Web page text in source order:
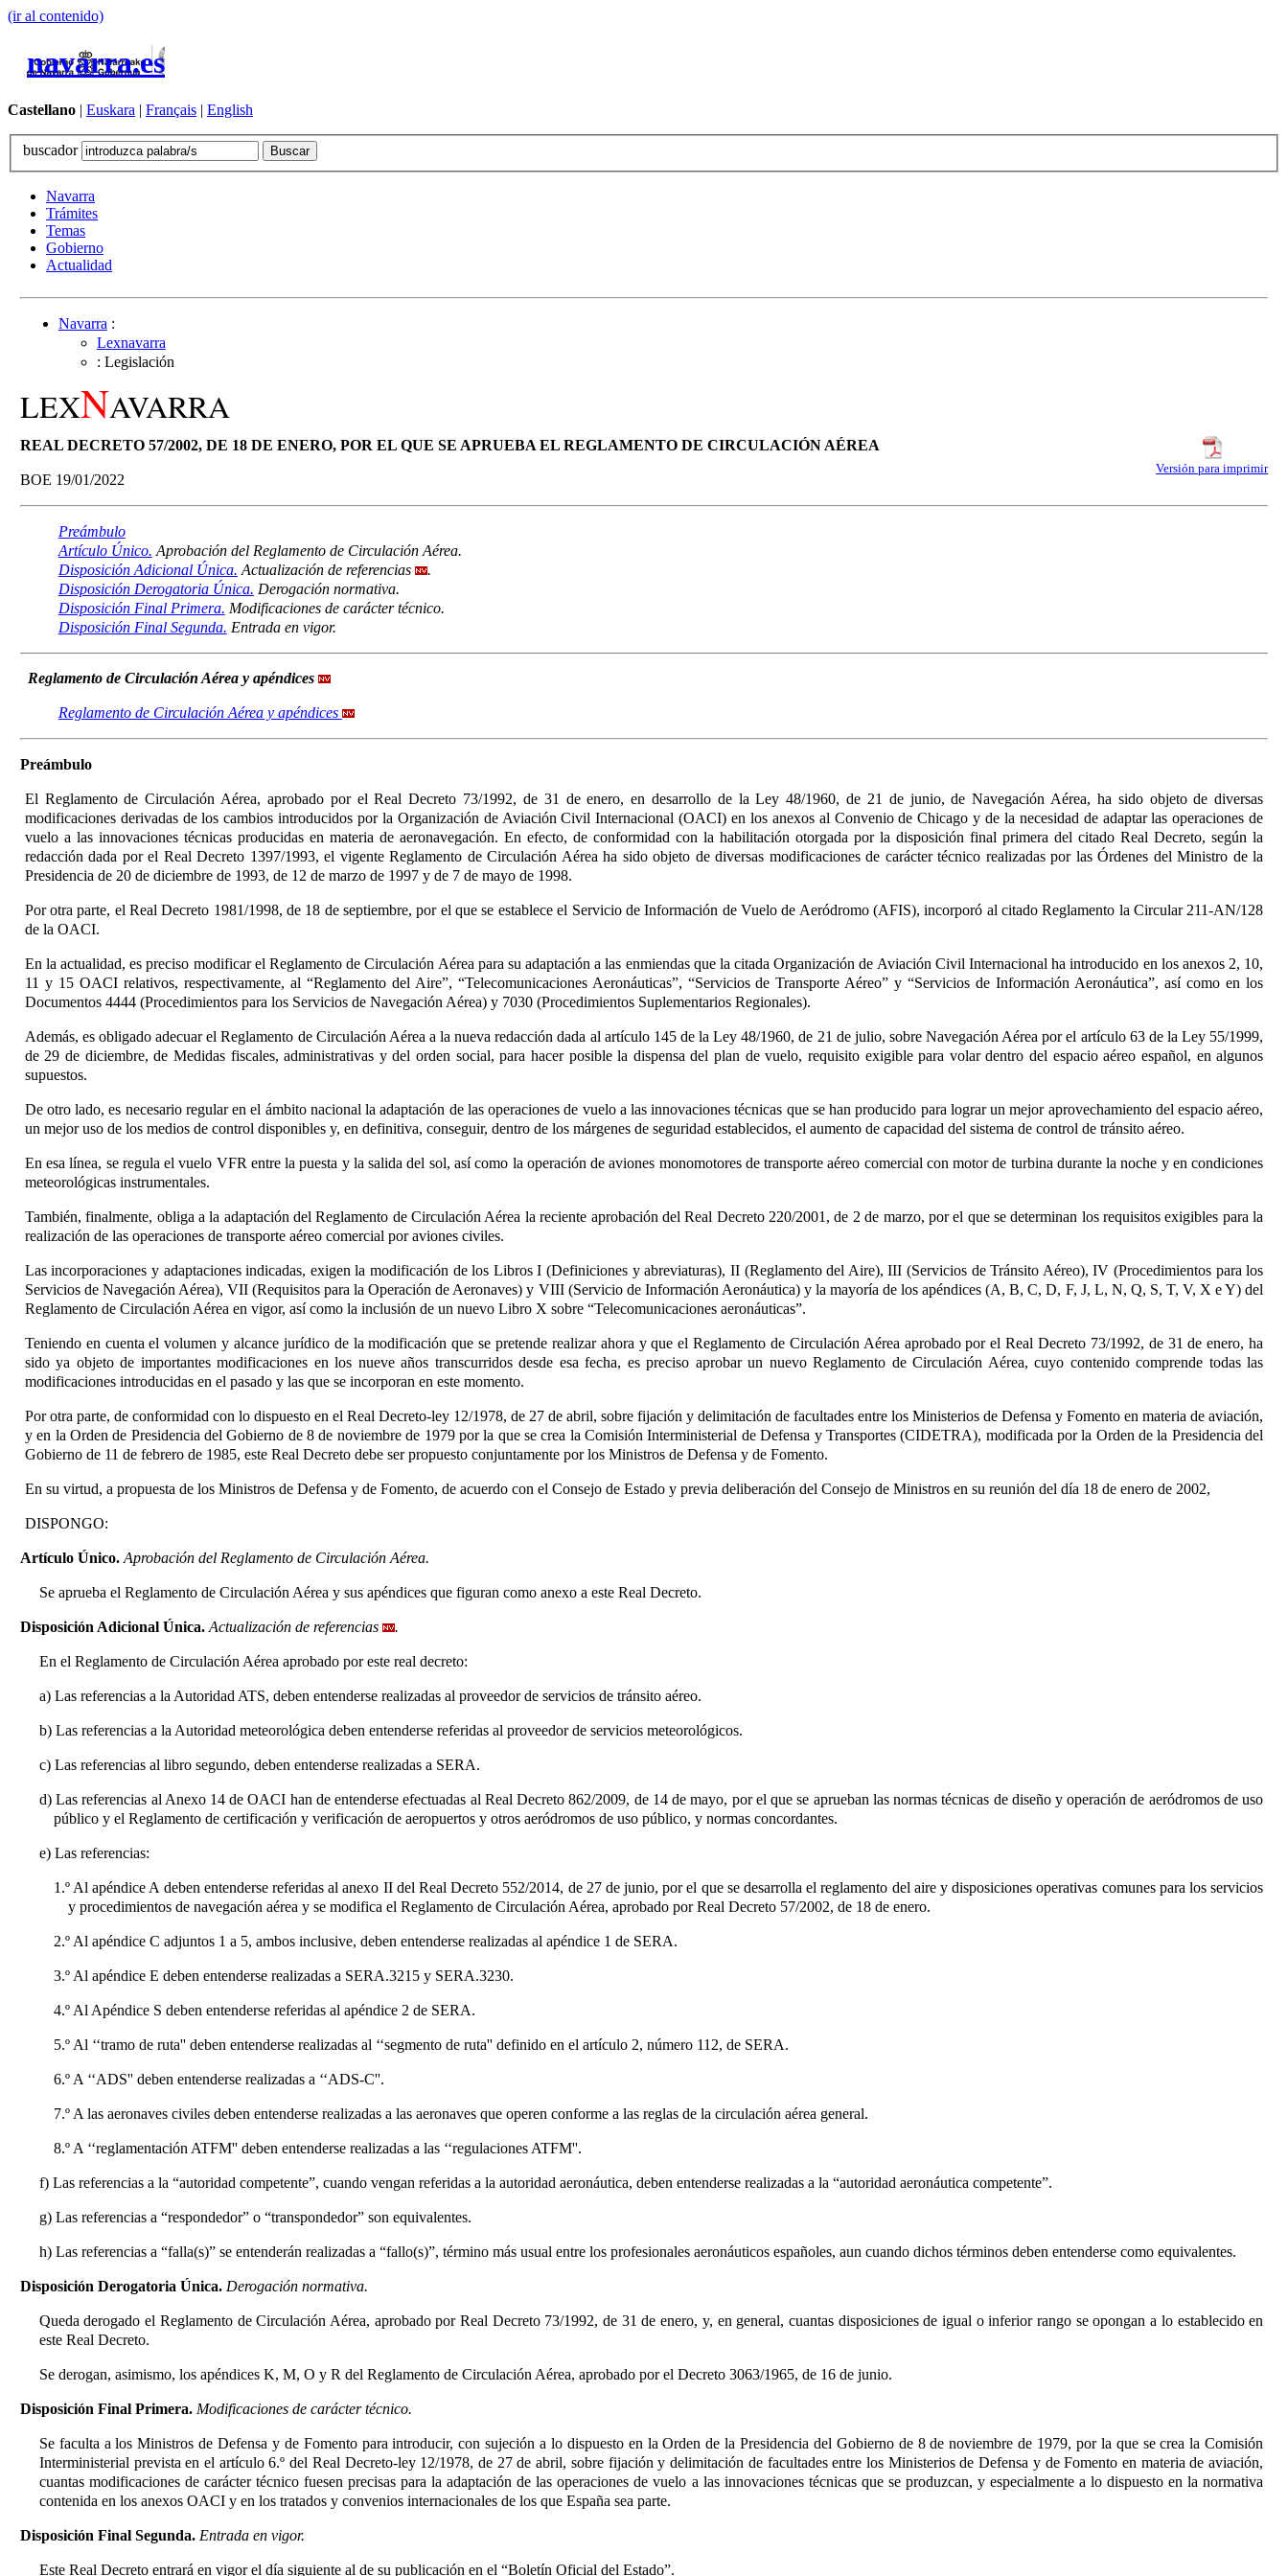
(ir al contenido)
navarra.es
Castellano | Euskara | Français | English
buscador
Navarra
Trámites
Temas
Gobierno
Actualidad
Navarra:
Lexnavarra
: Legislación
LEXNAVARRA
Versión para imprimir
REAL DECRETO 57/2002, DE 18 DE ENERO, POR EL QUE SE APRUEBA EL REGLAMENTO DE CIRCULACIÓN AÉREA
BOE 19/01/2022
Preámbulo
Artículo Único. Aprobación del Reglamento de Circulación Aérea.
Disposición Adicional Única. Actualización de referencias
.
Disposición Derogatoria Única. Derogación normativa.
Disposición Final Primera. Modificaciones de carácter técnico.
Disposición Final Segunda. Entrada en vigor.
Reglamento de Circulación Aérea y apéndices
Reglamento de Circulación Aérea y apéndices
Preámbulo
El Reglamento de Circulación Aérea, aprobado por el Real Decreto 73/1992, de 31 de enero, en desarrollo de la Ley 48/1960, de 21 de junio, de Navegación Aérea, ha sido objeto de diversas
modificaciones derivadas de los cambios introducidos por la Organización de Aviación Civil Internacional (OACI) en los anexos al Convenio de Chicago y de la necesidad de adaptar las operaciones de
vuelo a las innovaciones técnicas producidas en materia de aeronavegación. En efecto, de conformidad con la habilitación otorgada por la disposición final primera del citado Real Decreto, según la
redacción dada por el Real Decreto 1397/1993, el vigente Reglamento de Circulación Aérea ha sido objeto de diversas modificaciones de carácter técnico realizadas por las Órdenes del Ministro de la
Presidencia de 20 de diciembre de 1993, de 12 de marzo de 1997 y de 7 de mayo de 1998.
Por otra parte, el Real Decreto 1981/1998, de 18 de septiembre, por el que se establece el Servicio de Información de Vuelo de Aeródromo (AFIS), incorporó al citado Reglamento la Circular 211-AN/128
de la OACI.
En la actualidad, es preciso modificar el Reglamento de Circulación Aérea para su adaptación a las enmiendas que la citada Organización de Aviación Civil Internacional ha introducido en los anexos 2, 10,
11 y 15 OACI relativos, respectivamente, al “Reglamento del Aire”, “Telecomunicaciones Aeronáuticas”, “Servicios de Transporte Aéreo” y “Servicios de Información Aeronáutica”, así como en los
Documentos 4444 (Procedimientos para los Servicios de Navegación Aérea) y 7030 (Procedimientos Suplementarios Regionales).
Además, es obligado adecuar el Reglamento de Circulación Aérea a la nueva redacción dada al artículo 145 de la Ley 48/1960, de 21 de julio, sobre Navegación Aérea por el artículo 63 de la Ley 55/1999,
de 29 de diciembre, de Medidas fiscales, administrativas y del orden social, para hacer posible la dispensa del plan de vuelo, requisito exigible para volar dentro del espacio aéreo español, en algunos
supuestos.
De otro lado, es necesario regular en el ámbito nacional la adaptación de las operaciones de vuelo a las innovaciones técnicas que se han producido para lograr un mejor aprovechamiento del espacio aéreo,
un mejor uso de los medios de control disponibles y, en definitiva, conseguir, dentro de los márgenes de seguridad establecidos, el aumento de capacidad del sistema de control de tránsito aéreo.
En esa línea, se regula el vuelo VFR entre la puesta y la salida del sol, así como la operación de aviones monomotores de transporte aéreo comercial con motor de turbina durante la noche y en condiciones
meteorológicas instrumentales.
También, finalmente, obliga a la adaptación del Reglamento de Circulación Aérea la reciente aprobación del Real Decreto 220/2001, de 2 de marzo, por el que se determinan los requisitos exigibles para la
realización de las operaciones de transporte aéreo comercial por aviones civiles.
Las incorporaciones y adaptaciones indicadas, exigen la modificación de los Libros I (Definiciones y abreviaturas), II (Reglamento del Aire), III (Servicios de Tránsito Aéreo), IV (Procedimientos para los
Servicios de Navegación Aérea), VII (Requisitos para la Operación de Aeronaves) y VIII (Servicio de Información Aeronáutica) y la mayoría de los apéndices (A, B, C, D, F, J, L, N, Q, S, T, V, X e Y) del
Reglamento de Circulación Aérea en vigor, así como la inclusión de un nuevo Libro X sobre “Telecomunicaciones aeronáuticas”.
Teniendo en cuenta el volumen y alcance jurídico de la modificación que se pretende realizar ahora y que el Reglamento de Circulación Aérea aprobado por el Real Decreto 73/1992, de 31 de enero, ha
sido ya objeto de importantes modificaciones en los nueve años transcurridos desde esa fecha, es preciso aprobar un nuevo Reglamento de Circulación Aérea, cuyo contenido comprende todas las
modificaciones introducidas en el pasado y las que se incorporan en este momento.
Por otra parte, de conformidad con lo dispuesto en el Real Decreto-ley 12/1978, de 27 de abril, sobre fijación y delimitación de facultades entre los Ministerios de Defensa y Fomento en materia de aviación,
y en la Orden de Presidencia del Gobierno de 8 de noviembre de 1979 por la que se crea la Comisión Interministerial de Defensa y Transportes (CIDETRA), modificada por la Orden de la Presidencia del
Gobierno de 11 de febrero de 1985, este Real Decreto debe ser propuesto conjuntamente por los Ministros de Defensa y de Fomento.
En su virtud, a propuesta de los Ministros de Defensa y de Fomento, de acuerdo con el Consejo de Estado y previa deliberación del Consejo de Ministros en su reunión del día 18 de enero de 2002,
DISPONGO:
Artículo Único. Aprobación del Reglamento de Circulación Aérea.
Se aprueba el Reglamento de Circulación Aérea y sus apéndices que figuran como anexo a este Real Decreto.
Disposición Adicional Única. Actualización de referencias .
En el Reglamento de Circulación Aérea aprobado por este real decreto:
a) Las referencias a la Autoridad ATS, deben entenderse realizadas al proveedor de servicios de tránsito aéreo.
b) Las referencias a la Autoridad meteorológica deben entenderse referidas al proveedor de servicios meteorológicos.
c) Las referencias al libro segundo, deben entenderse realizadas a SERA.
d) Las referencias al Anexo 14 de OACI han de entenderse efectuadas al Real Decreto 862/2009, de 14 de mayo, por el que se aprueban las normas técnicas de diseño y operación de aeródromos de uso
público y el Reglamento de certificación y verificación de aeropuertos y otros aeródromos de uso público, y normas concordantes.
e) Las referencias:
1.º Al apéndice A deben entenderse referidas al anexo II del Real Decreto 552/2014, de 27 de junio, por el que se desarrolla el reglamento del aire y disposiciones operativas comunes para los servicios
y procedimientos de navegación aérea y se modifica el Reglamento de Circulación Aérea, aprobado por Real Decreto 57/2002, de 18 de enero.
2.º Al apéndice C adjuntos 1 a 5, ambos inclusive, deben entenderse realizadas al apéndice 1 de SERA.
3.º Al apéndice E deben entenderse realizadas a SERA.3215 y SERA.3230.
4.º Al Apéndice S deben entenderse referidas al apéndice 2 de SERA.
5.º Al ‘‘tramo de ruta'' deben entenderse realizadas al ‘‘segmento de ruta'' definido en el artículo 2, número 112, de SERA.
6.º A ‘‘ADS'' deben entenderse realizadas a ‘‘ADS-C''.
7.º A las aeronaves civiles deben entenderse realizadas a las aeronaves que operen conforme a las reglas de la circulación aérea general.
8.º A ‘‘reglamentación ATFM'' deben entenderse realizadas a las ‘‘regulaciones ATFM''.
f) Las referencias a la “autoridad competente”, cuando vengan referidas a la autoridad aeronáutica, deben entenderse realizadas a la “autoridad aeronáutica competente”.
g) Las referencias a “respondedor” o “transpondedor” son equivalentes.
h) Las referencias a “falla(s)” se entenderán realizadas a “fallo(s)”, término más usual entre los profesionales aeronáuticos españoles, aun cuando dichos términos deben entenderse como equivalentes.
Disposición Derogatoria Única. Derogación normativa.
Queda derogado el Reglamento de Circulación Aérea, aprobado por Real Decreto 73/1992, de 31 de enero, y, en general, cuantas disposiciones de igual o inferior rango se opongan a lo establecido en
este Real Decreto.
Se derogan, asimismo, los apéndices K, M, O y R del Reglamento de Circulación Aérea, aprobado por el Decreto 3063/1965, de 16 de junio.
Disposición Final Primera. Modificaciones de carácter técnico.
Se faculta a los Ministros de Defensa y de Fomento para introducir, con sujeción a lo dispuesto en la Orden de la Presidencia del Gobierno de 8 de noviembre de 1979, por la que se crea la Comisión
Interministerial prevista en el artículo 6.ºdel Real Decreto-ley 12/1978, de 27 de abril, sobre fijación y delimitación de facultades entre los Ministerios de Defensa y de Fomento en materia de aviación,
cuantas modificaciones de carácter técnico fuesen precisas para la adaptación de las operaciones de vuelo a las innovaciones técnicas que se produzcan, y especialmente a lo dispuesto en la normativa
contenida en los anexos OACI y en los tratados y convenios internacionales de los que España sea parte.
Disposición Final Segunda. Entrada en vigor.
Este Real Decreto entrará en vigor el día siguiente al de su publicación en el “Boletín Oficial del Estado”.